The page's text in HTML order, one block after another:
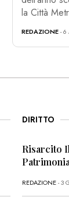
la Città
REDAZIONE- 6
DIRITTO
Risarcito
REDAZIONE- 3